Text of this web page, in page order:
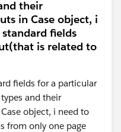
their
in Case object, i
fields
is related to
fields for a particular
and their
object, i need to
from only one page